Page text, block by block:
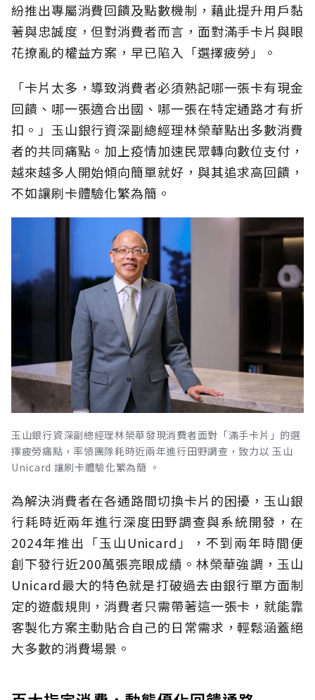
紛推出專屬消費回饋及點數機制，藉此提升用戶黏
著與忠誠度，但對消費者而言，面對滿手卡片與眼
花撩亂的權益方案，早已陷入「選擇疲勞」。
「卡片太多，導致消費者必須熟記哪一張卡有現金
回饋、哪一張適合出國、哪一張在特定通路才有折
扣。」玉山銀行資深副總經理林榮華點出多數消費
者的共同痛點。加上疫情加速民眾轉向數位支付，
越來越多人開始傾向簡單就好，與其追求高回饋，
不如讓刷卡體驗化繁為簡。
玉山銀行資深副總經理林榮華發現消費者面對「滿手卡片」的選
擇疲勞痛點，率領團隊耗時近兩年進行田野調查，致力以 玉山
Unicard 讓刷卡體驗化繁為簡 。
為解決消費者在各通路間切換卡片的困擾，玉山銀
行耗時近兩年進行深度田野調查與系統開發，在
2024年推出「玉山Unicard」，不到兩年時間便
創下發行近200萬張亮眼成績。林榮華強調，玉山
Unicard最大的特色就是打破過去由銀行單方面制
定的遊戲規則，消費者只需帶著這一張卡，就能靠
客製化方案主動貼合自己的日常需求，輕鬆涵蓋絕
大多數的消費場景。